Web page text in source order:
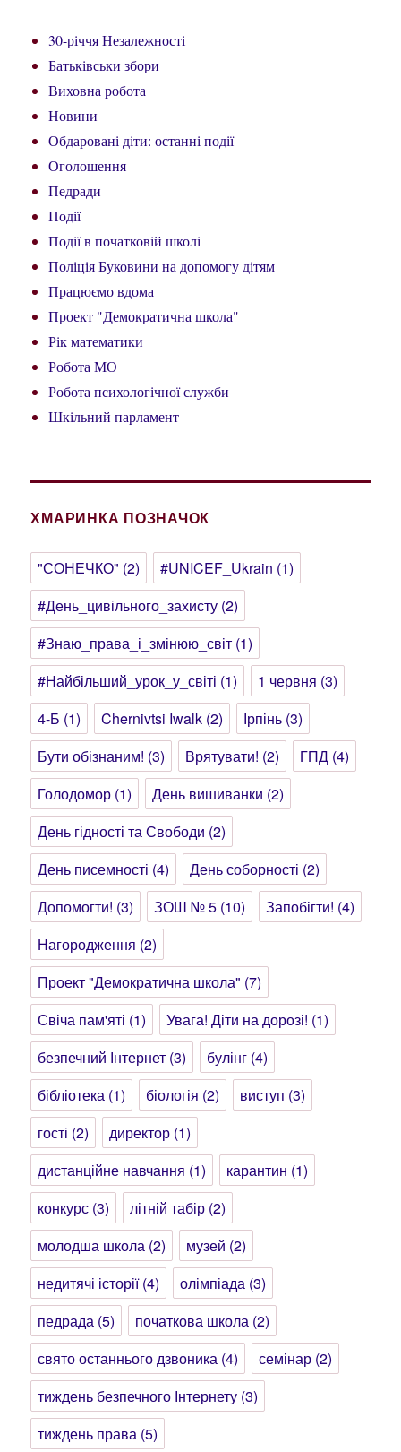
30-річчя Незалежності
Батьківськи збори
Виховна робота
Новини
Обдаровані діти: останні події
Оголошення
Педради
Події
Події в початковій школі
Поліція Буковини на допомогу дітям
Працюємо вдома
Проект "Демократична школа"
Рік математики
Робота МО
Робота психологічної служби
Шкільний парламент
ХМАРИНКА ПОЗНАЧОК
"СОНЕЧКО" (2) #UNICEF_Ukrain (1)
#День_цивільного_захисту (2)
#Знаю_права_і_змінюю_світ (1)
#Найбільший_урок_у_світі (1) 1 червня (3)
4-Б (1) Chernivtsi Iwalk (2) Ірпінь (3)
Бути обізнаним! (3) Врятувати! (2) ГПД (4)
Голодомор (1) День вишиванки (2)
День гідності та Свободи (2)
День писемності (4) День соборності (2)
Допомогти! (3) ЗОШ № 5 (10) Запобігти! (4)
Нагородження (2)
Проект "Демократична школа" (7)
Свіча пам'яті (1) Увага! Діти на дорозі! (1)
безпечний Інтернет (3) булінг (4)
бібліотека (1) біологія (2) виступ (3)
гості (2) директор (1)
дистанційне навчання (1) карантин (1)
конкурс (3) літній табір (2)
молодша школа (2) музей (2)
недитячі історії(4) олімпіада (3)
педрада (5) початкова школа (2)
свято останнього дзвоника (4) семінар (2)
тиждень безпечного Інтернету (3)
тиждень права (5)